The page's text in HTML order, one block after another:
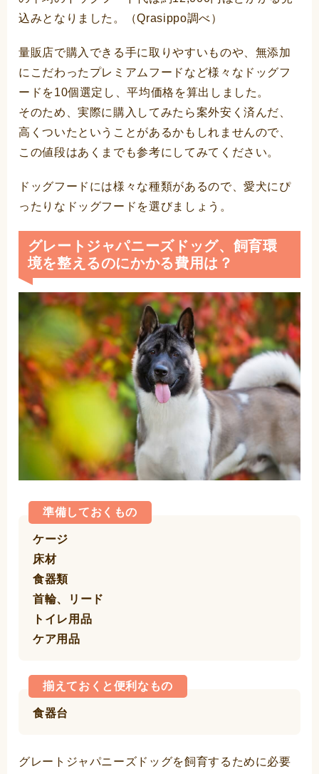
込みとなりました。（Qrasippo調べ）
量販店で購入できる手に取りやすいものや、無添加
にこだわったプレミアムフードなど様々なドッグフ
ードを10個選定し、平均価格を算出しました。
そのため、実際に購入してみたら案外安く済んだ、
高くついたということがあるかもしれませんので、
この値段はあくまでも参考にしてみてください。
ドッグフードには様々な種類があるので、愛犬にぴ
ったりなドッグフードを選びましょう。
グレートジャパニーズドッグ、飼育環
境を整えるのにかかる費用は？
準備しておくもの
ケージ
床材
食器類
首輪、リード
トイレ用品
ケア用品
揃えておくと便利なもの
食器台
グレートジャパニーズドッグを飼育するために必要